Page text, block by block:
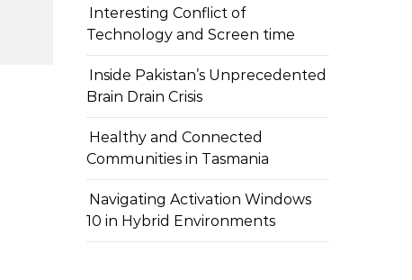
Interesting Conflict of
Technology and Screen time
Inside Pakistan’s Unprecedented
Brain Drain Crisis
Healthy and Connected
Communities in Tasmania
Navigating Activation Windows
10 in Hybrid Environments